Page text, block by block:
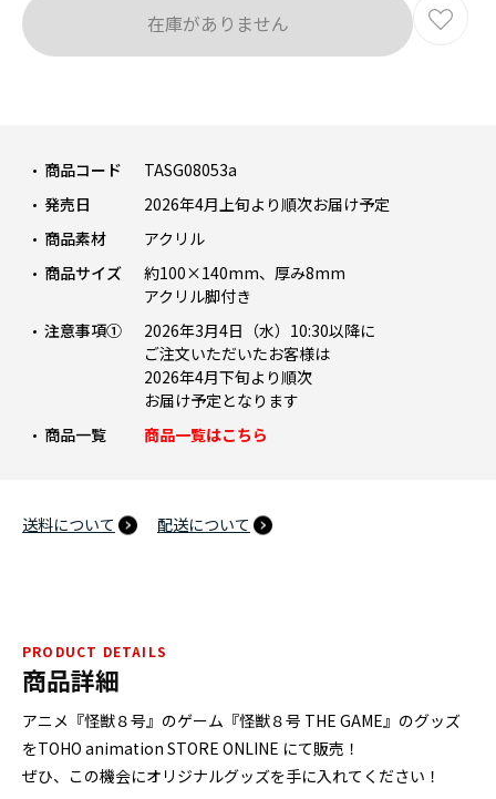
商品コード
TASG08053a
発売日
2026年4月上旬より順次お届け予定
商品素材
アクリル
商品サイズ
約100×140mm、厚み8mm
アクリル脚付き
注意事項①
2026年3月4日（水）10:30以降に
ご注文いただいたお客様は
2026年4月下旬より順次
お届け予定となります
商品一覧
商品一覧はこちら
送料について 配送について
在庫がありません
PRODUCT DETAILS
商品詳細
アニメ『怪獣８号』のゲーム『怪獣８号 THE GAME』のグッズ
をTOHO animation STORE ONLINE にて販売！
ぜひ、この機会にオリジナルグッズを手に入れてください！